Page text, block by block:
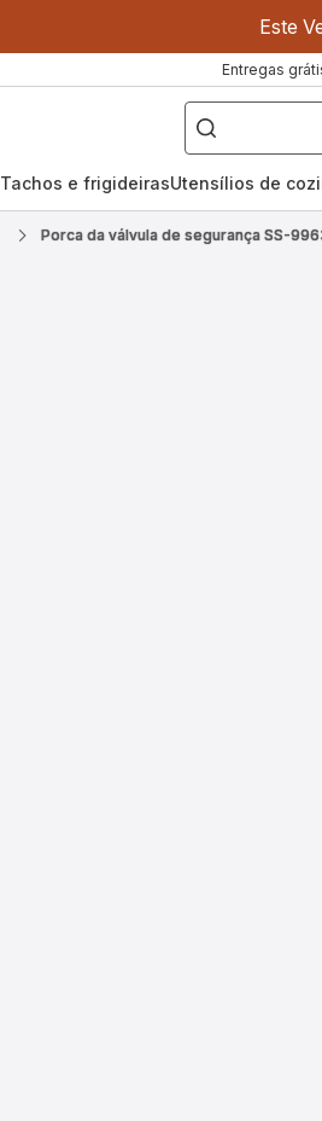
Este
Entregas
O
que
pretende
procurar?
Tachos e frigideirasUtensílios de
Porca da válvula de segurança SS-